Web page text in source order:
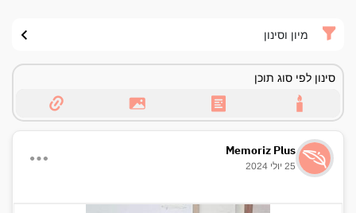
מיון וסינון
סינון לפי סוג תוכן
Memoriz Plus
25 יולי 2024